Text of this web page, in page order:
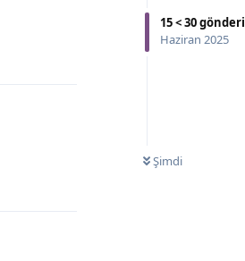
15<30gönderi
Haziran 2025
Şimdi